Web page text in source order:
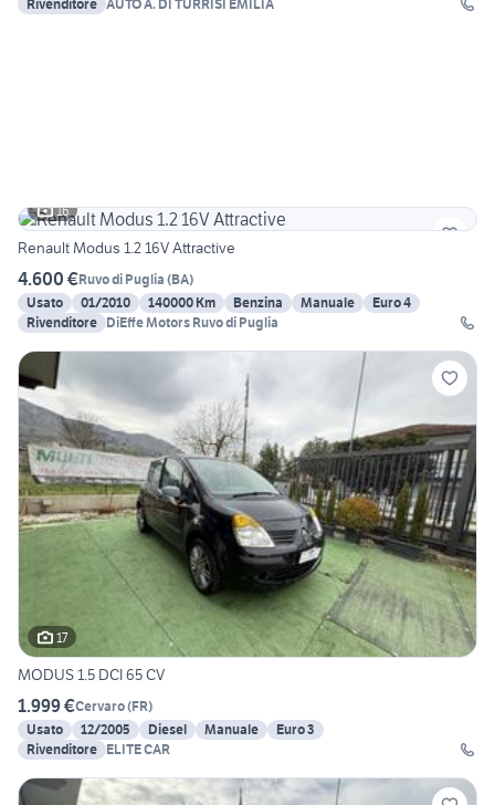
Rivenditore AUTO A. DI TURRISI EMILIA
16
Renault Modus 1.2 16V Attractive
4.600 €Ruvo di Puglia (BA)
Usato
01/2010 140000 Km Benzina Manuale
Euro 4
Rivenditore DiEffe Motors Ruvo di Puglia
17
MODUS 1.5 DCI 65 CV
1.999 €Cervaro(FR)
Usato
12/2005 Diesel Manuale
Euro 3
Rivenditore ELITE CAR